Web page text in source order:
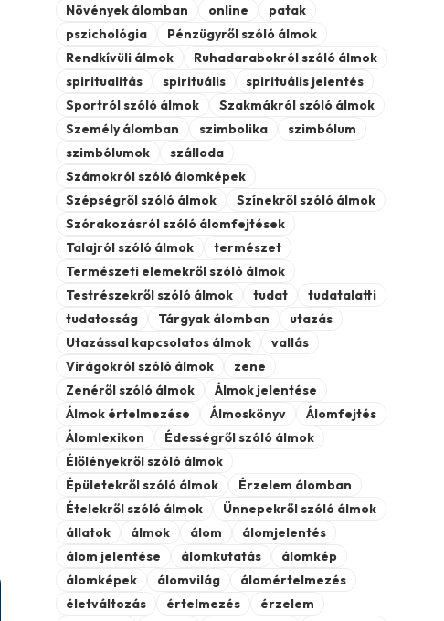
Növények álomban
online
patak
pszichológia
Pénzügyről szóló álmok
Rendkívüli álmok
Ruhadarabokról szóló álmok
spiritualitás
spirituális
spirituális jelentés
Sportról szóló álmok
Szakmákról szóló álmok
Személy álomban
szimbolika
szimbólum
szimbólumok
szálloda
Számokról szóló álomképek
Szépségről szóló álmok
Színekről szóló álmok
Szórakozásról szóló álomfejtések
Talajról szóló álmok
természet
Természeti elemekről szóló álmok
Testrészekről szóló álmok
tudat
tudatalatti
tudatosság
Tárgyak álomban
utazás
Utazással kapcsolatos álmok
vallás
Virágokról szóló álmok
zene
Zenéről szóló álmok
Álmok jelentése
Álmok értelmezése
Álmoskönyv
Álomfejtés
Álomlexikon
Édességről szóló álmok
Élőlényekről szóló álmok
Épületekről szóló álmok
Érzelem álomban
Ételekről szóló álmok
Ünnepekről szóló álmok
állatok
álmok álom
álomjelentés
álom jelentése
álomkutatás
álomkép
álomképek
álomvilág
álomértelmezés
életváltozás
értelmezés
érzelem